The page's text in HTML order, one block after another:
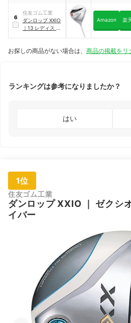
6
住友ゴム工業
ダンロップ XXIO
｜ 13 レディス ド
Amazon 楽
お探しの商品がない場合は、 商品の掲載をリ
ランキングは参考になりましたか？
はい
1位
住友ゴム工業
ダンロップ XXIO ｜ ゼクシ
イバー